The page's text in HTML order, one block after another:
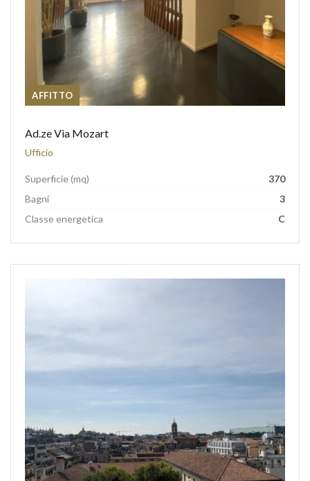
AFFITTO
Ad.ze Via Mozart
Ufficio
Superficie (mq)
370
Bagni
3
Classe energetica
C